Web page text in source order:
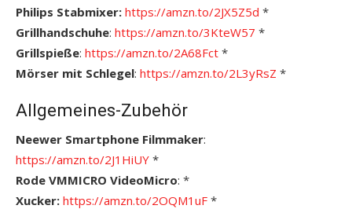
Philips Stabmixer: https://amzn.to/2JX5Z5d *
Grillhandschuhe: https://amzn.to/3KteW57 *
Grillspieße: https://amzn.to/2A68Fct *
Mörser mit Schlegel: https://amzn.to/2L3yRsZ *
Allgemeines-Zubehör
Neewer Smartphone Filmmaker:
https://amzn.to/2J1HiUY *
Rode VMMICRO VideoMicro: *
Xucker: https://amzn.to/2OQM1uF *